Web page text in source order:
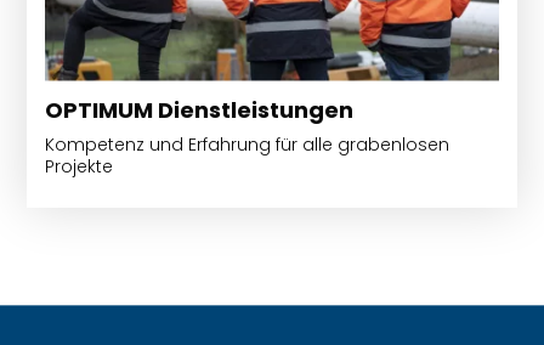
OPTIMUM Dienstleistungen
Kompetenz und Erfahrung für alle grabenlosen
Projekte